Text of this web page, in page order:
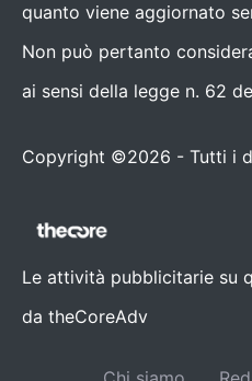
quanto viene aggiornato
Non può pertanto
ai sensi della legge n. 62
Copyright ©2026 - Tutti i
Le attività pubblicitarie su
da theCoreAdv